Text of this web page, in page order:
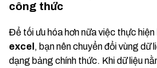
công thức
Để tối ưu hóa hơn nữa việc thực hiện
excel , bạn nên chuyển đổi vùng dữ
dạng bảng chính thức. Khi dữ liệu